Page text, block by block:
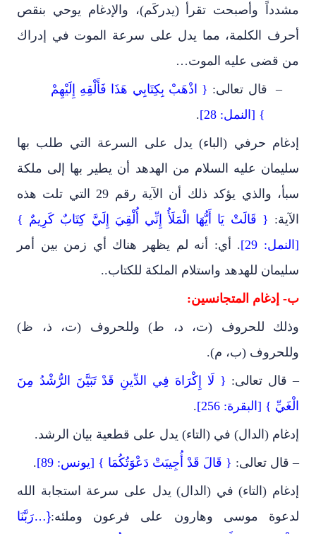
مشدداً وأصبحت تقرأ (يدركَم)، والإدغام يوحي بنقص
أحرف الكلمة، مما يدل على سرعة الموت في إدراك
من قضى عليه الموت…
–
قال تعالى: { اذْهَبْ بِكِتَابِي هَذَا فَأَلْقِهِ إِلَيْهِمْ
} [النمل: 28]
.
إدغام حرفي (الباء) يدل على السرعة التي طلب بها
سليمان عليه السلام من الهدهد أن يطير بها إلى ملكة
سبأ، والذي يؤكد ذلك أن الآية رقم 29 التي تلت هذه
الآية: { قَالَتْ يَا أَيُّهَا الْمَلَأُ إِنِّي أُلْقِيَ إِلَيَّ كِتَابٌ كَرِيمٌ }
[النمل: 29]
. أي: أنه لم يظهر هناك أي زمن بين أمر
سليمان للهدهد واستلام الملكة للكتاب..
ب- إدغام المتجانسين:
وذلك للحروف (ت، د، ط) وللحروف (ت، ذ، ظ)
وللحروف (ب، م).
– قال تعالى: { لَا إِكْرَاهَ فِي الدِّينِ قَدْ تَبَيَّنَ الرُّشْدُ مِنَ
الْغَيِّ } [البقرة: 256]
.
إدغام (الدال) في (التاء) يدل على قطعية بيان الرشد.
– قال تعالى: { قَالَ قَدْ أُجِيبَتْ دَعْوَتُكُمَا } [يونس: 89]
.
إدغام (التاء) في (الدال) يدل على سرعة استجابة الله
لدعوة موسى وهارون على فرعون وملئه:{…رَبَّنَا